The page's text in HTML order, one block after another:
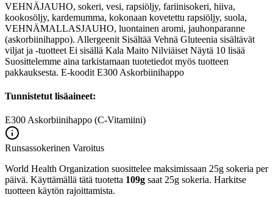
VEHNÄJAUHO, sokeri, vesi, rapsiöljy, fariinisokeri, hiiva,
kookosöljy, kardemumma, kokonaan kovetettu rapsiöljy, suola,
VEHNÄMALLASJAUHO, luontainen aromi, jauhonparanne
(askorbiinihappo). Allergeenit Sisältää Vehnä Gluteenia sisältävät
viljat ja -tuotteet Ei sisällä Kala Maito Nilviäiset Näytä 10 lisää
Suosittelemme aina tarkistamaan tuotetiedot myös tuotteen
pakkauksesta. E-koodit E300 Askorbiinihappo
Tunnistetut lisäaineet:
E300 Askorbiinihappo (C-Vitamiini)
Runsassokerinen Varoitus
World Health Organization suosittelee maksimissaan 25g sokeria per
päivä. Käyttämällä tätä tuotetta 109g saat 25g sokeria. Harkitse
tuotteen käytön rajoittamista.